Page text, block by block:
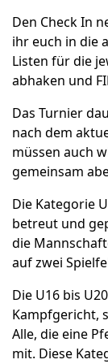
Den Check In
ihr euch in die
Listen für die
abhaken und
Das Turnier
nach dem
müssen auch
gemeinsam
Die Kategorie
betreut und
die
auf zwei
Die U16 bis
Kampfgericht,
Alle, die eine
mit. Diese